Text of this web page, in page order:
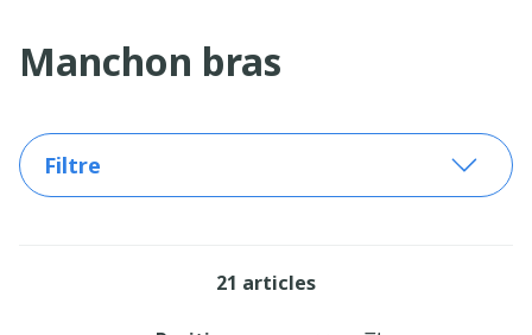
Manchon bras
Filtre
21 articles